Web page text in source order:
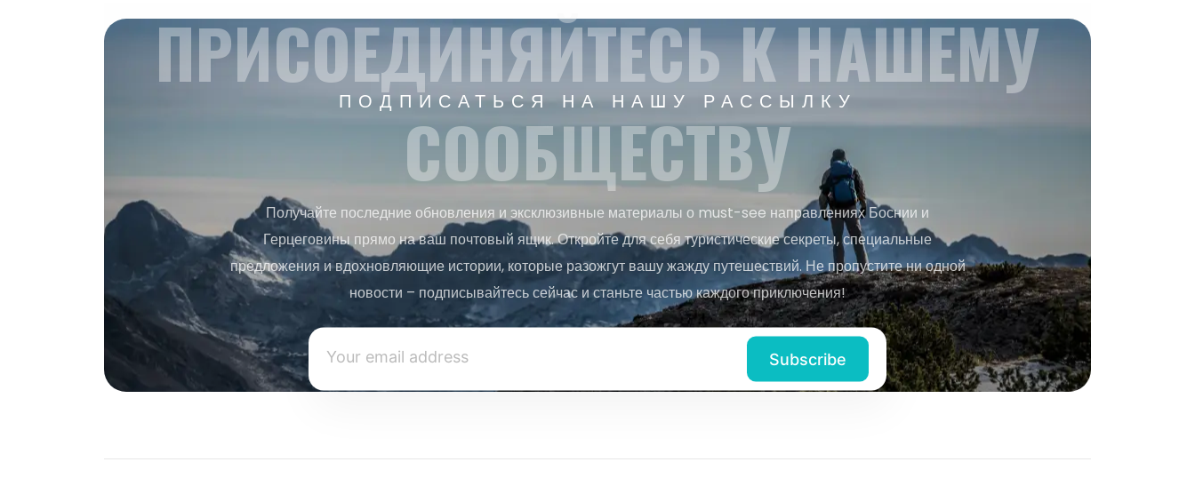
ПОДПИСАТЬСЯ НА НАШУ РАССЫЛКУ
ПРИСОЕДИНЯЙТЕСЬ К НАШЕМУ
СООБЩЕСТВУ
Получайте последние обновления и эксклюзивные материалы о must-see направлениях Боснии и
Герцеговины прямо на ваш почтовый ящик. Откройте для себя туристические секреты, специальные
предложения и вдохновляющие истории, которые разожгут вашу жажду путешествий. Не пропустите ни одной
новости – подписывайтесь сейчас и станьте частью каждого приключения!